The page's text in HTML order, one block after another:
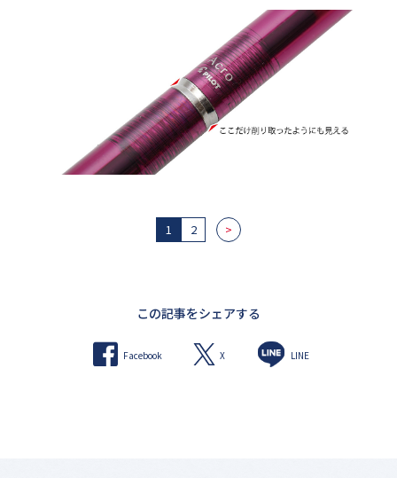
1 2 >
この記事をシェアする
Facebook X LINE